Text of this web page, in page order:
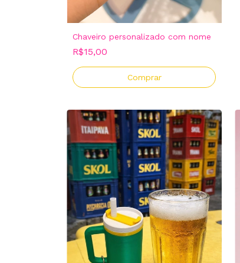
Chaveiro personalizado com nome
R$15,00
Comprar